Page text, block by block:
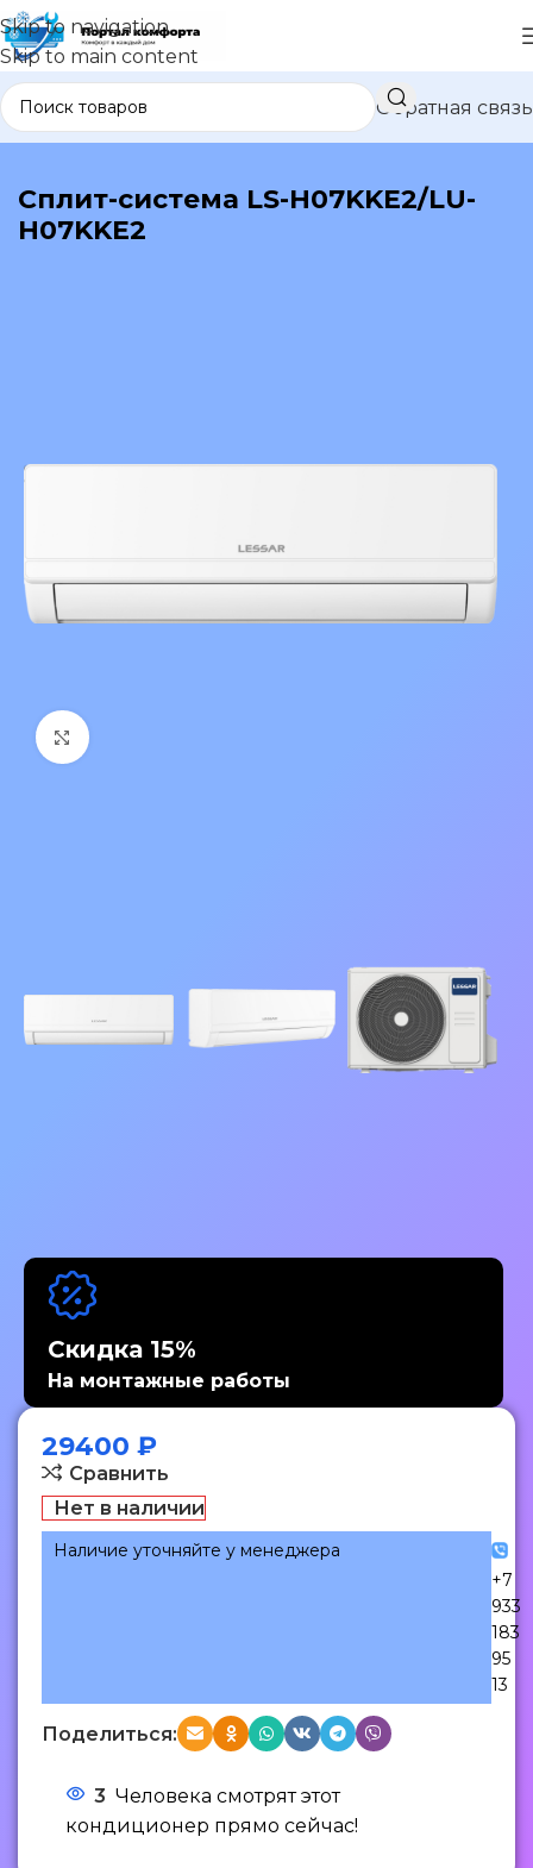
Skip to navigation
Skip to main content
Обратная связь
В каталог
Сплит-система LS-H07KKE2/LU-
H07KKE2
Нажмите, чтобы увеличить изображение
Скидка 15%
На монтажные работы
29400 ₽
Сравнить
Нет в наличии
Наличие уточняйте у менеджера
+7
933
183
95
13
Поделиться:
3 Человека смотрят этот
кондиционер прямо сейчас!